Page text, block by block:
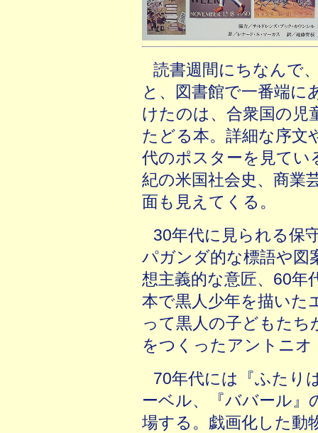
読書週間にちなんで
と、図書館で一番端に
けたのは、合衆国の児
たどる本。詳細な序文
代のポスターを見てい
紀の米国社会史、商業
面も見えてくる。
30年代に見られる保
パガンダ的な標語や図
想主義的な意匠、60年
本で黒人少年を描いた
って黒人の子どもたち
をつくったアントニ
70年代には『ふたり
ーベル、『ババール』
場する。戯画化した動